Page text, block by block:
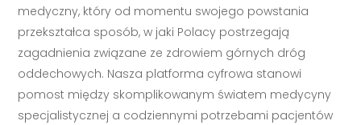
medyczny, który od momentu swojego powstania
przekształca sposób, w jaki Polacy postrzegają
zagadnienia związane ze zdrowiem górnych dróg
oddechowych. Nasza platforma cyfrowa stanowi
pomost między skomplikowanym światem medycyny
specjalistycznej a codziennymi potrzebami pacjentów